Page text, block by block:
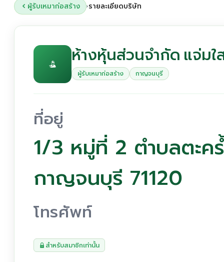
ผู้รับเหมาก่อสร้าง ›รายละเอียดบริษัท
ห้างหุ้นส่วนจำกัด แจ่มใ
ผู้รับเหมาก่อสร้าง กาญจนบุรี
ที่อยู่
1/3 หมู่ที่ 2 ตำบลตะคร้
กาญจนบุรี 71120
โทรศัพท์
สำหรับสมาชิกเท่านั้น